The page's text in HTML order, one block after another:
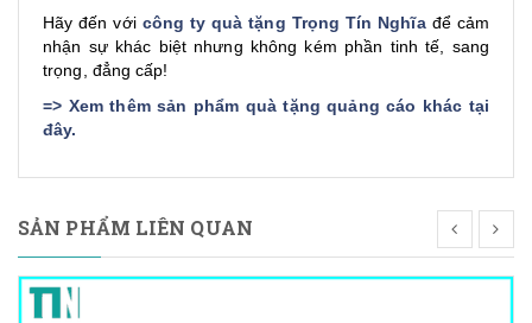
Hãy đến với công ty quà tặng Trọng Tín Nghĩađể cảm
nhận sự khác biệt nhưng không kém phần tinh tế, sang
trọng, đẳng cấp!
=> Xem thêm sản phẩm quà tặng quảng cáo khác tại
đây.
SẢN PHẨM LIÊN QUAN